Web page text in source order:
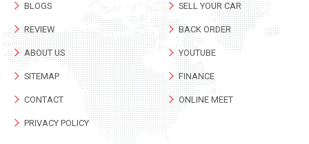
BLOGS
REVIEW
ABOUT US
SITEMAP
CONTACT
PRIVACY POLICY
SELL YOUR CAR
BACK ORDER
YOUTUBE
FINANCE
ONLINE MEET